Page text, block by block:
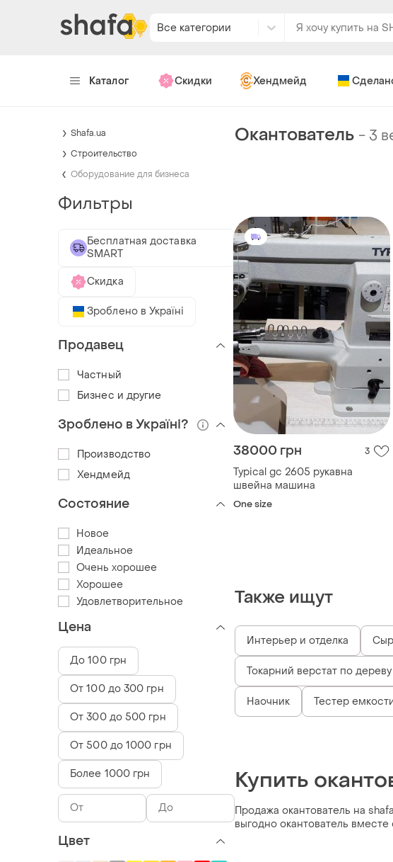
Все категории
Каталог Скидки Хендмейд
Окантователь - 3
38000 грн 3
Typical gc 2605 рукавна
швейна машина
One size
Также ищут
Интерьер и отделка
Токарний верстат по дереву
Наочник Тестер
Купить
Продажа окантователь на
выгодно окантователь
Shafa.ua
Строительство
Оборудование для бизнеса
Фильтры
Бесплатная доставка
SMART
Скидка
Зроблено в Україні
Продавец
Частный
Бизнес и другие
Зроблено в Україні?
Производство
Хендмейд
Состояние
Новое
Идеальное
Очень хорошее
Хорошее
Удовлетворительное
Цена
До 100 грн
От 100 до 300 грн
От 300 до 500 грн
От 500 до 1000 грн
Более 1000 грн
Цвет